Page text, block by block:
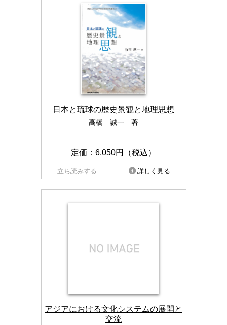
日本と琉球の歴史景観と地理思想
高橋 誠一 著
定価：6,050円（税込）
立ち読みする 詳しく見る
アジアにおける文化システムの展開と
交流